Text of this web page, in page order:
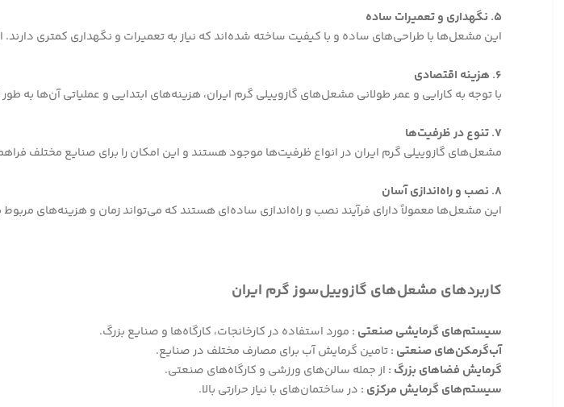
۵. نگهداری و تعمیرات ساده
این مشعل‌ها با طراحی‌های ساده و با کیفیت ساخته شده‌اند که نیاز به تعمیرات و نگهداری کمتری
۶. هزینه‌ اقتصادی
با توجه به کارایی و عمر طولانی مشعل‌های گازوییلی گرم ایران، هزینه‌های ابتدایی و عملیاتی آن‌ها
۷. تنوع در ظرفیت‌ها
مشعل‌های گازوییلی گرم ایران در انواع ظرفیت‌ها موجود هستند و این امکان را برای صنایع مختلف
۸. نصب و راه‌اندازی آسان
این مشعل‌ها معمولاً دارای فرآیند نصب و راه‌اندازی ساده‌ای هستند که می‌تواند زمان و هزینه‌های
کاربردهای مشعل‌های گازوییل‌سوز گرم ایران
سیستم‌های گرمایشی صنعتی : مورد استفاده در کارخانجات، کارگاه‌ها و صنایع بزرگ.
آب‌گرمکن‌های صنعتی :تامین گرمایش آب برای مصارف مختلف در صنایع.
گرمایش فضاهای بزرگ : از جمله سالن‌های ورزشی و کارگاه‌های صنعتی.
سیستم‌های گرمایش مرکزی : در ساختمان‌های با نیاز حرارتی بالا.